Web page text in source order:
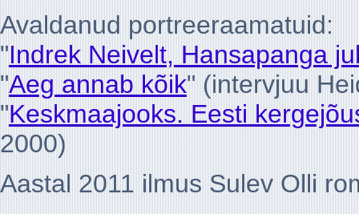
Avaldanud portreeraamatuid:
"Indrek Neivelt, Hansapanga
"Aeg annab kõik" (intervjuu
"Keskmaajooks. Eesti
2000)
Aastal 2011 ilmus Sulev Olli